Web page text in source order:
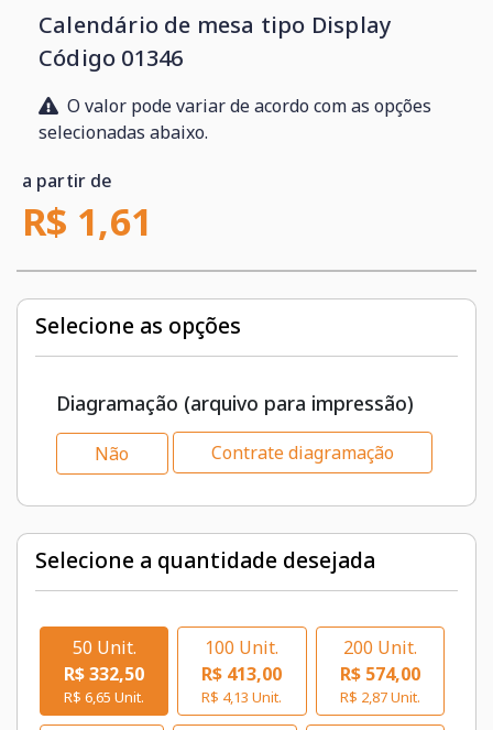
Calendário de mesa tipo Display
Código 01346
O valor pode variar de acordo com as opções
selecionadas abaixo.
a partir de
R$ 1,61
Selecione as opções
Diagramação (arquivo para impressão)
Não Contrate diagramação
Selecione a quantidade desejada
50 Unit.
R$ 332,50
R$ 6,65 Unit.
100 Unit.
R$ 413,00
R$ 4,13 Unit.
200 Unit.
R$ 574,00
R$ 2,87 Unit.